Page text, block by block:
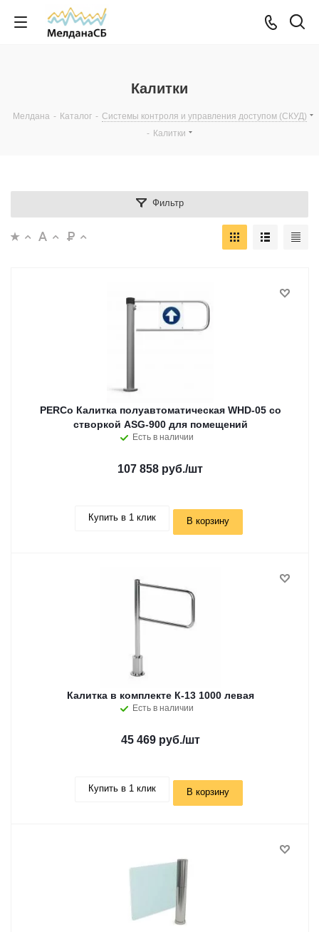
Калитки
Мелдана - Каталог - Системы контроля и управления доступом (СКУД)
- Калитки
Фильтр
PERCo Калитка полуавтоматическая WHD-05 со
створкой ASG-900 для помещений
Есть в наличии
107 858 руб./шт
Купить в 1 клик В корзину
Калитка в комплекте К-13 1000 левая
Есть в наличии
45 469 руб./шт
Купить в 1 клик В корзину